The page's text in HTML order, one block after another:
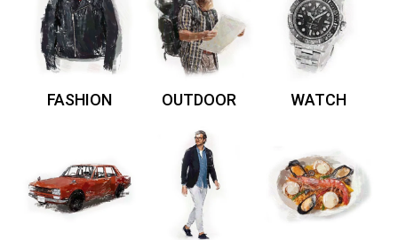
FASHION OUTDOOR WATCH